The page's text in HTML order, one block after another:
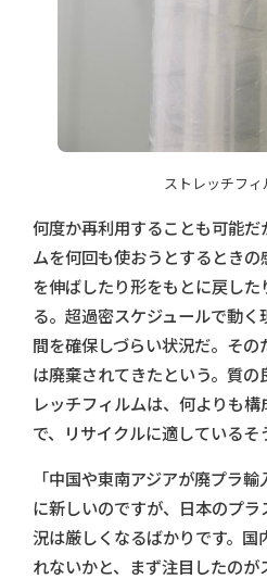
ストレッチフ
何度か再利用することも可能
ムを何回も使おうとするとき
を伸ばしたり形をもとに戻し
る。超過密スケジュールで動
間を確保しづらい状況だ。そ
は廃棄されてきたという。質の
レッチフィルムは、何よりも
で、リサイクルに適しているそ
「中国や東南アジアが廃プラ
に新しいのですが、日本のプ
況は厳しくなるばかりです。
れないかと、まず注目したのが